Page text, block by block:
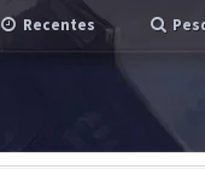
Recentes